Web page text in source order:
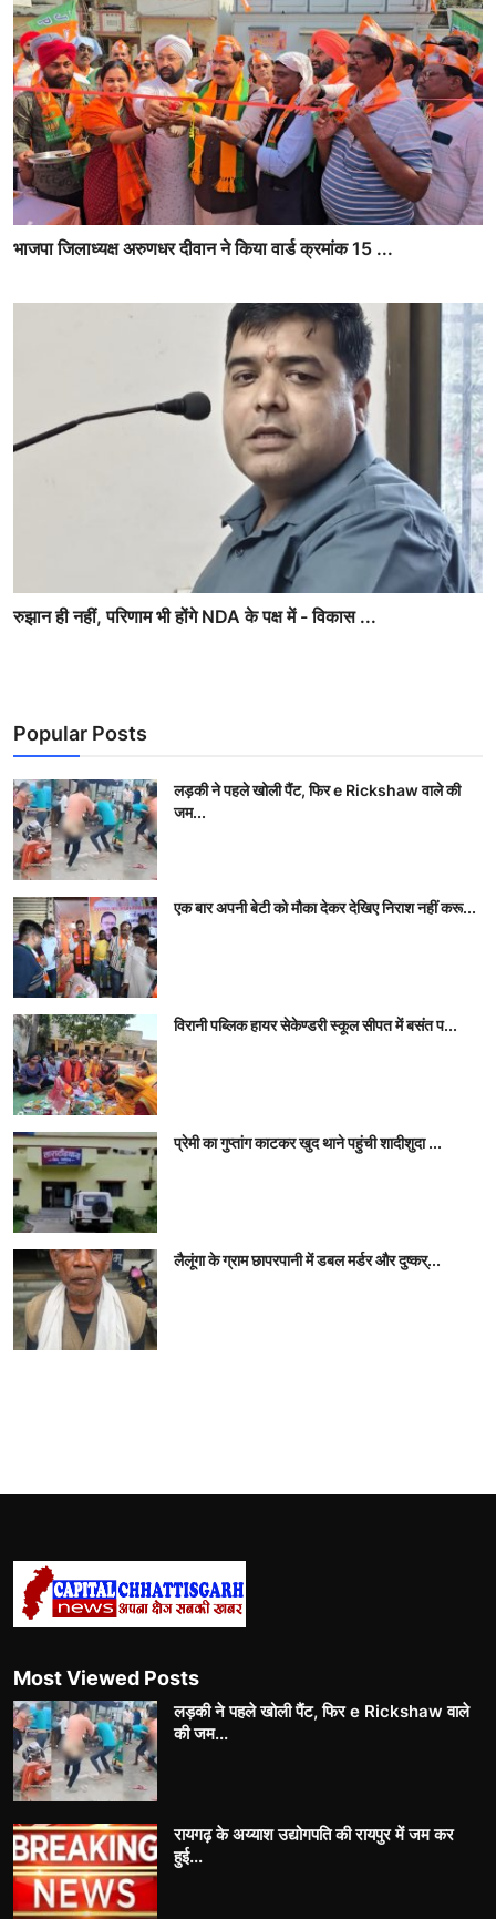
भाजपा जिलाध्यक्ष अरुणधर दीवान ने किया वार्ड क्रमांक 15 ...
रुझान ही नहीं, परिणाम भी होंगे NDA के पक्ष में - विकास ...
Popular Posts
लड़की ने पहले खोली पैंट, फिर e Rickshaw वाले की
जम...
एक बार अपनी बेटी को मौका देकर देखिए निराश नहीं करू...
विरानी पब्लिक हायर सेकेण्डरी स्कूल सीपत में बसंत प...
प्रेमी का गुप्तांग काटकर खुद थाने पहुंची शादीशुदा ...
लैलूंगा के ग्राम छापरपानी में डबल मर्डर और दुष्कर्...
Most Viewed Posts
लड़की ने पहले खोली पैंट, फिर e Rickshaw वाले
की जम...
रायगढ़ के अय्याश उद्योगपति की रायपुर में जम कर
हुई...